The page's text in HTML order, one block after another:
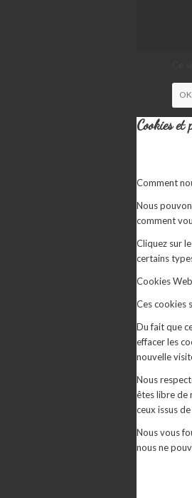
OK
Cookies
Comment
Nous
comment
Cliquez sur
certains
Cookies
Ces cookies
Du fait que
effacer les
nouvelle
Nous
êtes libre de
ceux issus
Nous vous
nous ne